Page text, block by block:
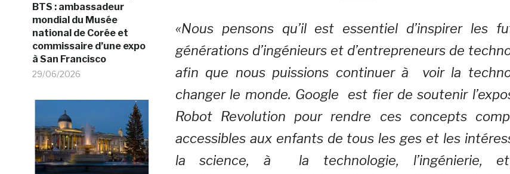
BTS : ambassadeur
mondial du Musée
national de Corée et
commissaire d’une expo
à San Francisco
29/06/2026
«Nous pensons qu’il est essentiel d’inspirer les
générations d’ingénieurs et d’entrepreneurs de
afin que nous puissions continuer à voir la
changer le monde. Google est fier de soutenir
Robot Revolution pour rendre ces concepts
accessibles aux enfants de tous les ges et les
la science, à la technologie, l’ingénierie,